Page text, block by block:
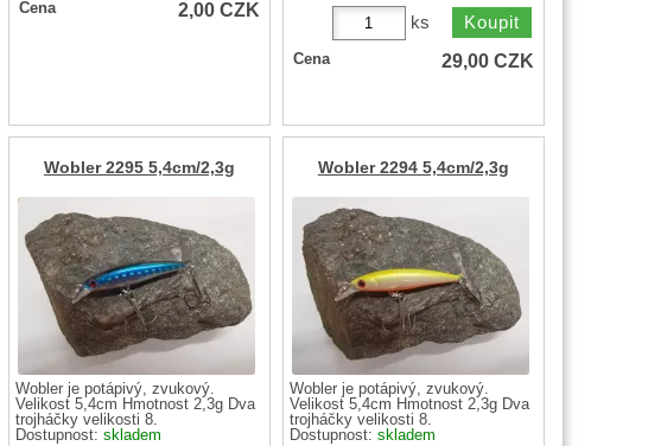
Cena 2,00 CZK
ks
Cena 29,00 CZK
Wobler 2295 5,4cm/2,3g
Wobler je potápivý, zvukový.
Velikost 5,4cm Hmotnost 2,3g Dva
trojháčky velikosti 8.
Dostupnost: skladem
Wobler 2294 5,4cm/2,3g
Wobler je potápivý, zvukový.
Velikost 5,4cm Hmotnost 2,3g Dva
trojháčky velikosti 8.
Dostupnost: skladem